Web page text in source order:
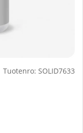
Tuotenro: SOLID7633